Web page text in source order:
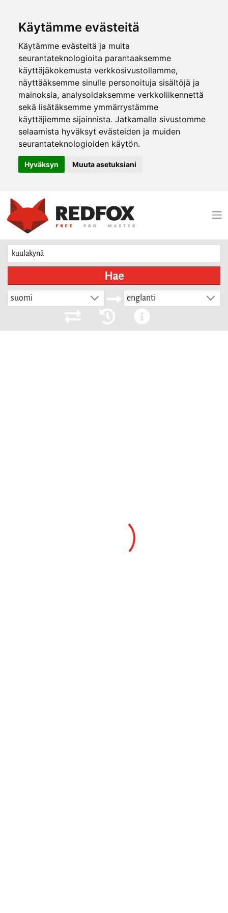
Käytämme evästeitä
Käytämme evästeitä ja muita
seurantateknologioita parantaaksemme
käyttäjäkokemusta verkkosivustollamme,
näyttääksemme sinulle personoituja sisältöjä ja
mainoksia, analysoidaksemme verkkoliikennettä
sekä lisätäksemme ymmärrystämme
käyttäjiemme sijainnista. Jatkamalla sivustomme
selaamista hyväksyt evästeiden ja muiden
seurantateknologioiden käytön.
Hyväksyn Muuta asetuksiani
Hae
suomi englanti